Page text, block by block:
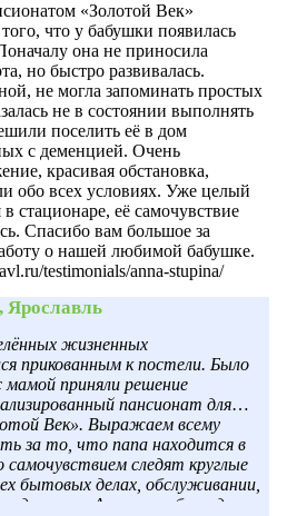
«Золотой Век»
что у бабушки появилась
она не приносила
но быстро развивалась.
не могла запоминать простых
не в состоянии выполнять
поселить её в дом
с деменцией. Очень
красивая обстановка,
обо всех условиях. Уже целый
стационаре, её самочувствие
Спасибо вам большое за
о нашей любимой бабушке.
testimonials/anna-stupina/
Ярославль
жизненных
прикованным к постели. Было
приняли решение
пансионат для
Век». Выражаем всему
за то, что папа находится в
самочувствием следят круглые
бытовых делах, обслуживании,
А главное, благодаря